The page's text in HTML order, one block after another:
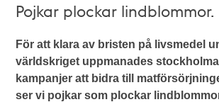
Pojkar plockar lindblommor.
För att klara av bristen på livsmedel
världskriget uppmanades
kampanjer att bidra till
ser vi pojkar som plockar